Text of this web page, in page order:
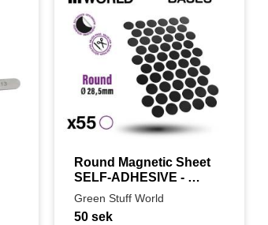
Round Magnetic Sheet
SELF-ADHESIVE -
28,5mm
Green Stuff World
50 sek